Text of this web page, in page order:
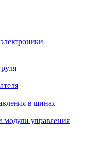
в шинах
модули управления